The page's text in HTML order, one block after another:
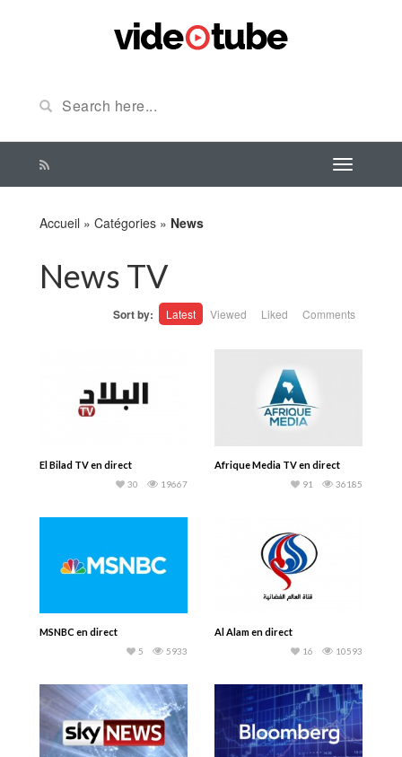
Accueil » Catégories » News
News TV
Sort by: Latest Viewed Liked Comments
El Bilad TV en direct
19667
30
Afrique Media TV en direct
36185
91
MSNBC en direct
5933
5
Al Alam en direct
10593
16